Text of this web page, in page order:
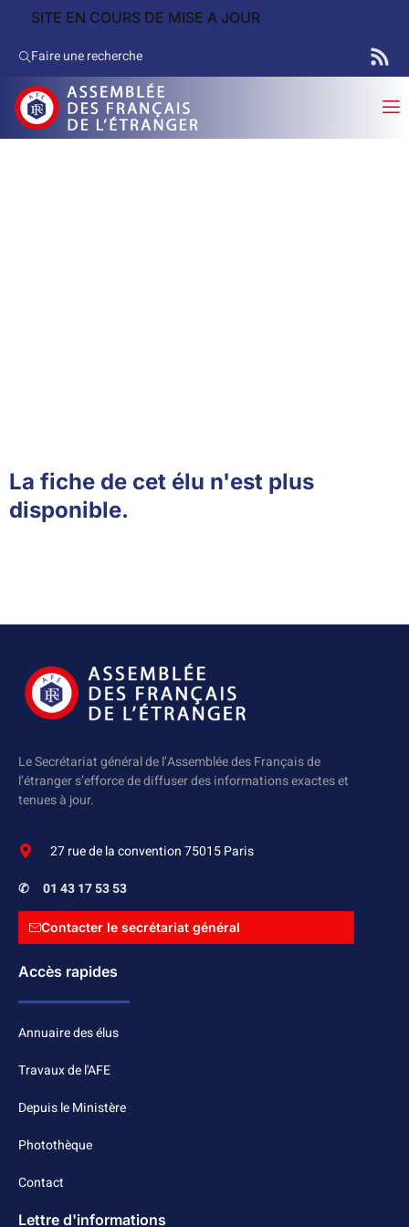
SITE EN COURS DE MISE A JOUR
Faire une recherche
La fiche de cet élu n'est plus
disponible.
Le Secrétariat général de l’Assemblée des Français de
l’étranger s’efforce de diffuser des informations exactes et
tenues à jour.
27 rue de la convention 75015 Paris
✆ 01 43 17 53 53
Contacter le secrétariat général
Accès rapides
Annuaire des élus
Travaux de l'AFE
Depuis le Ministère
Photothèque
Contact
Lettre d'informations